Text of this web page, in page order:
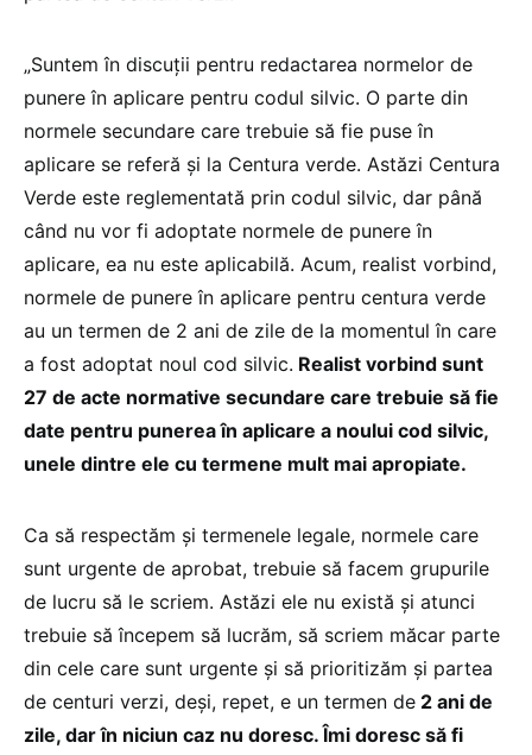
„Suntem în discuții pentru redactarea normelor de
punere în aplicare pentru codul silvic. O parte din
normele secundare care trebuie să fie puse în
aplicare se referă și la Centura verde. Astăzi Centura
Verde este reglementată prin codul silvic, dar până
când nu vor fi adoptate normele de punere în
aplicare, ea nu este aplicabilă. Acum, realist vorbind,
normele de punere în aplicare pentru centura verde
au un termen de 2 ani de zile de la momentul în care
a fost adoptat noul cod silvic. Realist vorbind sunt
27 de acte normative secundare care trebuie să fie
date pentru punerea în aplicare a noului cod silvic,
unele dintre ele cu termene mult mai apropiate.
Ca să respectăm și termenele legale, normele care
sunt urgente de aprobat, trebuie să facem grupurile
de lucru să le scriem. Astăzi ele nu există și atunci
trebuie să începem să lucrăm, să scriem măcar parte
din cele care sunt urgente și să prioritizăm și partea
de centuri verzi, deși, repet, e un termen de 2 ani de
zile, dar în niciun caz nu doresc. Îmi doresc să fi